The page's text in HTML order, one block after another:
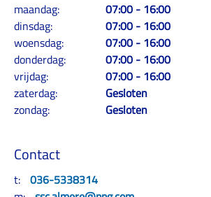
maandag:
07:00 - 16:00
dinsdag:
07:00 - 16:00
woensdag:
07:00 - 16:00
donderdag:
07:00 - 16:00
vrijdag:
07:00 - 16:00
zaterdag:
Gesloten
zondag:
Gesloten
Contact
t: 036-5338314